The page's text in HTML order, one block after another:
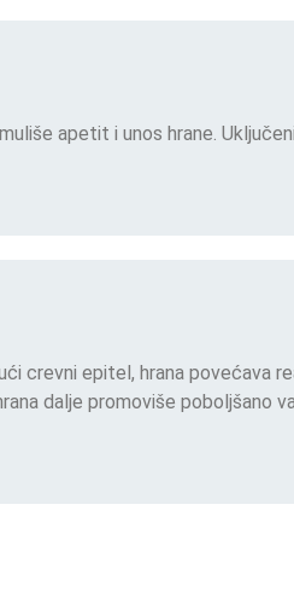
apetit i unos hrane.
crevni epitel, hrana povećava
dalje promoviše poboljšano